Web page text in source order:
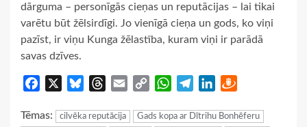
dārguma – personīgās cieņas un reputācijas – lai tikai
varētu būt žēlsirdīgi. Jo vienīgā cieņa un gods, ko viņi
pazīst, ir viņu Kunga žēlastība, kuram viņi ir parādā
savas dzīves.
Facebook BlueskyThreads
Email
Copy
WhatsApp
TelegramLinkedIn
Tēmas: cilvēka reputācija
Gads kopa ar Dītrihu Bonhēferu